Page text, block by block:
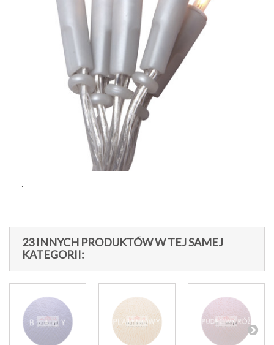
.
23 INNYCH PRODUKTÓW W TEJ SAMEJ
KATEGORII: